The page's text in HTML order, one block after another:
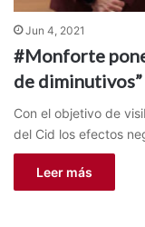
Jun 4, 2021
#Monforte pone
de diminutivos”
Con el objetivo de
del Cid los efectos
Leer más